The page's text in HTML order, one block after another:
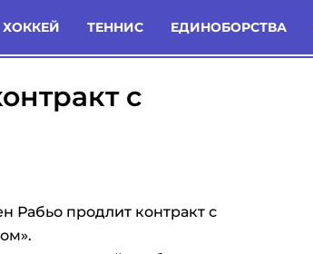
ХОККЕЙ ТЕННИС ЕДИНОБОРСТВА
Комменты Новости
с
Рабьо продлит контракт с